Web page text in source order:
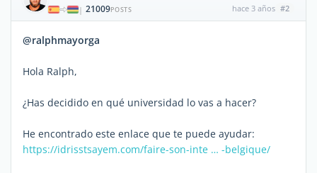
| 21009POSTS hace 3 años #2
@ralphmayorga
Hola Ralph,
¿Has decidido en qué universidad lo vas a hacer?
He encontrado este enlace que te puede ayudar:
https://idrisstsayem.com/faire-son-inte … -belgique/